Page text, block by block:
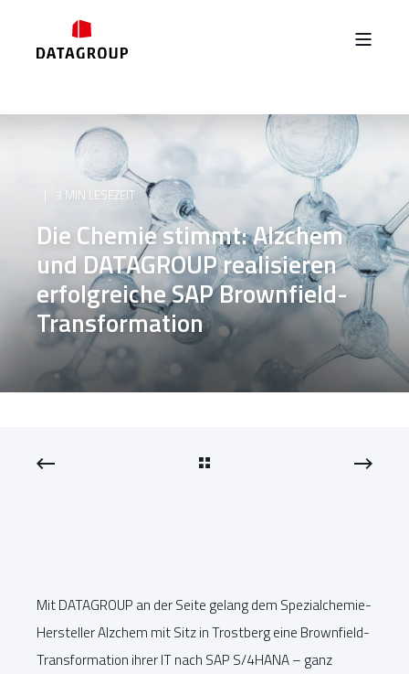
3 MIN LESEZEIT
Die Chemie stimmt: Alzchem
und DATAGROUP realisieren
erfolgreiche SAP Brownfield-
Transformation
Mit DATAGROUP an der Seite gelang dem Spezialchemie-
Hersteller Alzchem mit Sitz in Trostberg eine Brownfield-
Transformation ihrer IT nach SAP S/4HANA – ganz